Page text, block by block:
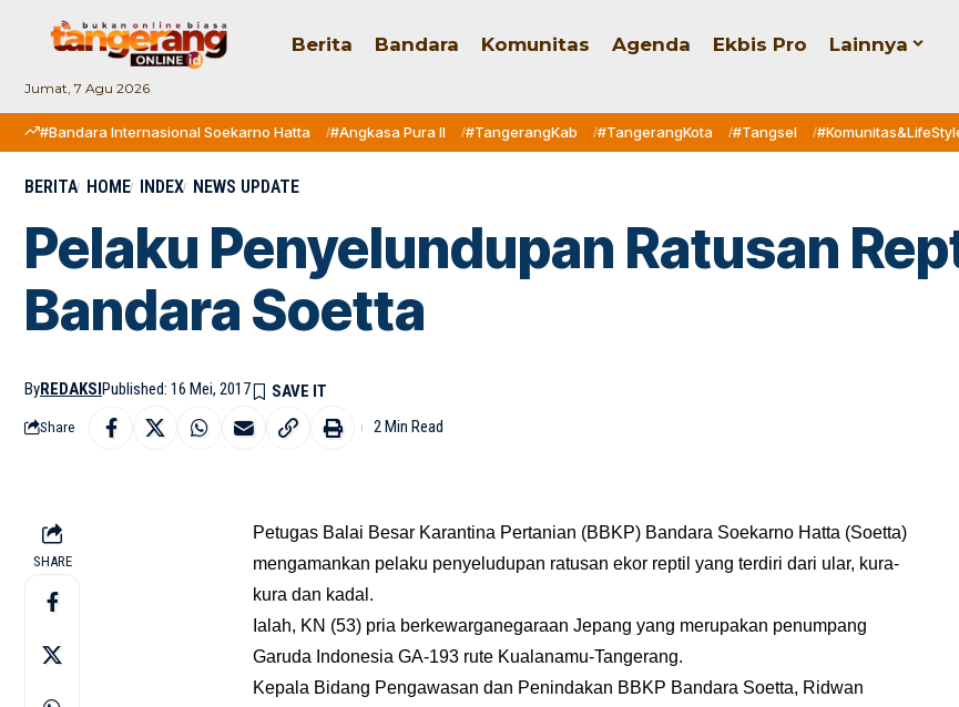
Jumat, 7 Agu 2026
Berita Bandara Komunitas Agenda Ekbis Pro Lainnya
#Bandara Internasional Soekarno Hatta #Angkasa Pura II #TangerangKab #TangerangKota #Tangsel
BERITA HOME INDEX NEWS UPDATE
Pelaku Penyelundupan Ratusan
Bandara Soetta
ByREDAKSIPublished: 16 Mei, 2017
Share 2 Min Read
SHARE
Petugas Balai Besar Karantina Pertanian (BBKP) Bandara Soekarno Hatta (Soetta)
mengamankan pelaku penyeludupan ratusan ekor reptil yang terdiri dari ular, kura-
kura dan kadal.
Ialah, KN (53) pria berkewarganegaraan Jepang yang merupakan penumpang
Garuda Indonesia GA-193 rute Kualanamu-Tangerang.
Kepala Bidang Pengawasan dan Penindakan BBKP Bandara Soetta, Ridwan